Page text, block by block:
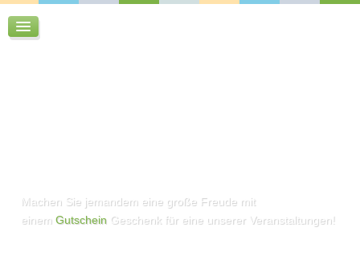
Machen Sie jemandem eine große Freude mit
einemGutschein Geschenk für eine unserer Veranstaltungen!